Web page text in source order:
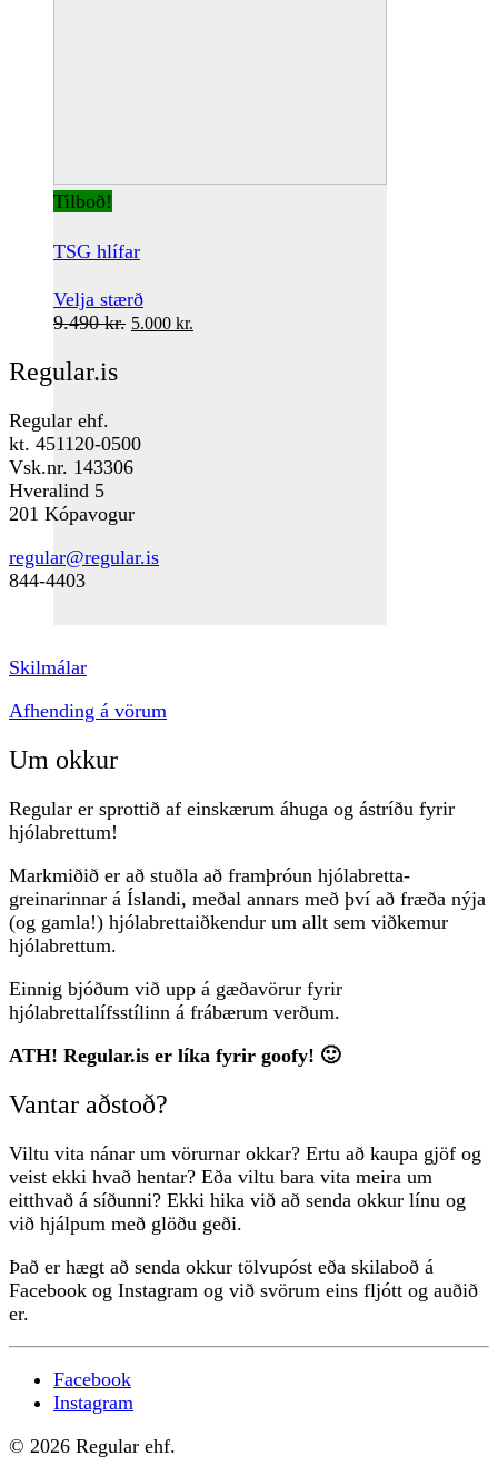
Tilboð!
TSG hlífar
Velja stærðThis
product
the
9.490kr. Original
5.000 kr.
Regular.is
Regular ehf.
kt. 451120-0500
Vsk.nr. 143306
Hveralind 5
201 Kópavogur
regular@regular.is
844-4403
Skilmálar
Afhending á vörum
Um okkur
Regular er sprottið af einskærum áhuga og ástríðu fyrir
hjólabrettum!
Markmiðið er að stuðla að framþróun hjólabretta-
greinarinnar á Íslandi, meðal annars með því að fræða nýja
(og gamla!) hjólabrettaiðkendur um allt sem viðkemur
hjólabrettum.
Einnig bjóðum við upp á gæðavörur fyrir
hjólabrettalífsstílinn á frábærum verðum.
ATH! Regular.is er líka fyrir goofy! 🙂
Vantar aðstoð?
Viltu vita nánar um vörurnar okkar? Ertu að kaupa gjöf og
veist ekki hvað hentar? Eða viltu bara vita meira um
eitthvað á síðunni? Ekki hika við að senda okkur línu og
við hjálpum með glöðu geði.
Það er hægt að senda okkur tölvupóst eða skilaboð á
Facebook og Instagram og við svörum eins fljótt og auðið
er.
Facebook
Instagram
© 2026 Regular ehf.